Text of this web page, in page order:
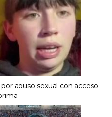
abuso sexual con acceso